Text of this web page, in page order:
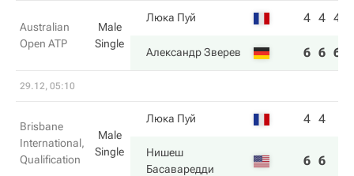
Australian
Open ATP
Male
Single
Люка Пуй 4 4 4
Александр Зверев 6 6 6
29.12, 05:10
Brisbane
International,
Qualification
Male
Single
Люка Пуй 4 4
Нишеш
Басаваредди
6 6